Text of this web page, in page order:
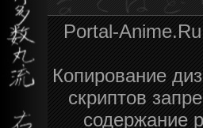
Portal-
Копирование
скриптов
содержание